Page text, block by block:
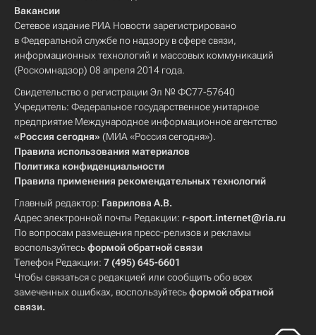
Вакансии
Сетевое издание РИА Новости зарегистрировано
в Федеральной службе по надзору в сфере связи,
информационных технологий и массовых коммуникаций
(Роскомнадзор) 08 апреля 2014 года.
Свидетельство о регистрации Эл № ФС77-57640
Учредитель: Федеральное государственное унитарное
предприятие Международное информационное агентство
«Россия сегодня» (МИА «Россия сегодня»).
Правила использования материалов
Политика конфиденциальности
Правила применения рекомендательных технологий
Главный редактор: Гаврилова А.В.
Адрес электронной почты Редакции: r-sport.internet@ria.ru
По вопросам размещения пресс-релизов и рекламы
воспользуйтесьформой обратной связи
Телефон Редакции: 7 (495) 645-6601
Чтобы связаться с редакцией или сообщить обо всех
замеченных ошибках, воспользуйтесьформой обратной
связи.